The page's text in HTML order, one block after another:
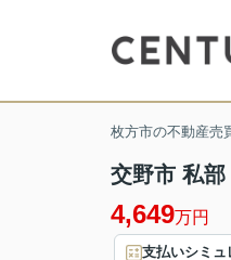
枚方市の不動産売
交野市 私
4,649万円
支払いシミュ